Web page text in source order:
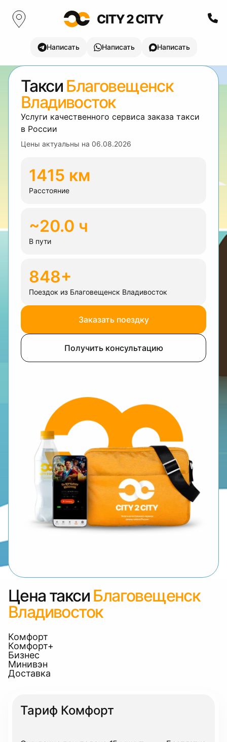
Написать Написать Написать
Такси Благовещенск
Владивосток
Услуги качественного сервиса заказа такси
в России
Цены актуальны на 06.08.2026
1415 км
Расстояние
~20.0 ч
В пути
848+
Поездок из Благовещенск Владивосток
Заказать поездку
Получить консультацию
Цена такси Благовещенск
Владивосток
Комфорт
Комфорт+
Бизнес
Минивэн
Доставка
Тариф Комфорт